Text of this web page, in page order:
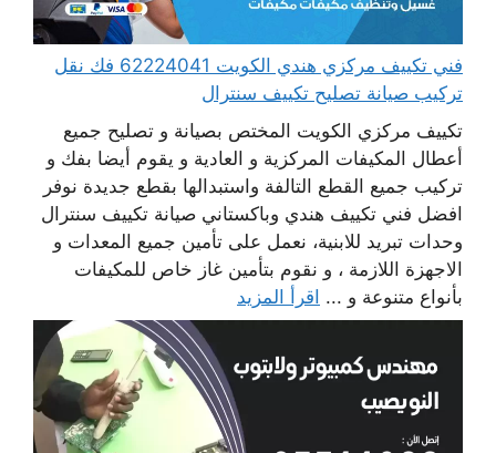
فني تكييف مركزي هندي الكويت 62224041 فك نقل
تركيب صيانة تصليح تكييف سنترال
تكييف مركزي الكويت المختص بصيانة و تصليح جميع
أعطال المكيفات المركزية و العادية و يقوم أيضا بفك و
تركيب جميع القطع التالفة واستبدالها بقطع جديدة نوفر
افضل فني تكييف هندي وباكستاني صيانة تكييف سنترال
وحدات تبريد للابنية، نعمل على تأمين جميع المعدات و
الاجهزة اللازمة ، و نقوم بتأمين غاز خاص للمكيفات
بأنواع متنوعة و ... اقرأ المزيد